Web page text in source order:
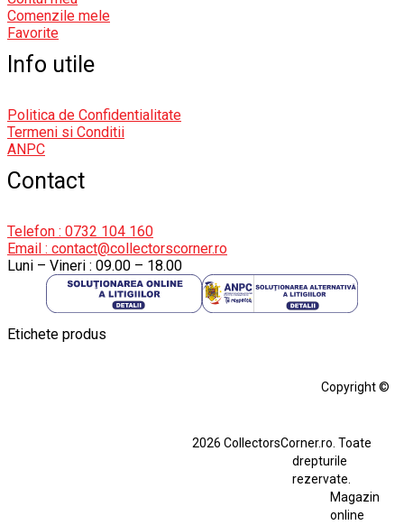
Comenzile mele
Favorite
Info utile
Politica de Confidentialitate
Termeni si Conditii
ANPC
Contact
Telefon : 0732 104 160
Email : contact@collectorscorner.ro
Luni – Vineri : 09.00 – 18.00
Etichete produs
Copyright ©
2026 CollectorsCorner.ro. Toate
drepturile
rezervate.
Magazin
online